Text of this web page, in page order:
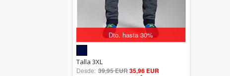
Dto. hasta 30%
out of 5
Talla 3XL
Desde: 39,95 EUR35,96 EUR